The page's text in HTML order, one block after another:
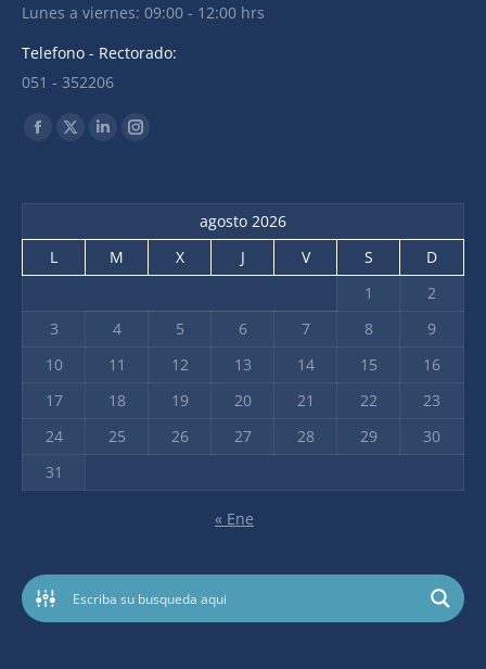
Lunes a viernes: 09:00 - 12:00 hrs
Telefono - Rectorado:
051 - 352206
Find us on:
agosto 2026
L
M X J V S
D
1
2
3
4 5 6 7 8
9
10
11 12 13 14 15
16
17
18 19 20 21 22
23
24
25 26 27 28 29
30
31
« Ene